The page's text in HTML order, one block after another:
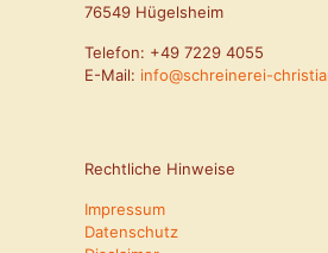
76549 Hügelsheim
Telefon: +49 7229 4055
E-Mail: info@schreinerei-
Rechtliche Hinweise
Impressum
Datenschutz